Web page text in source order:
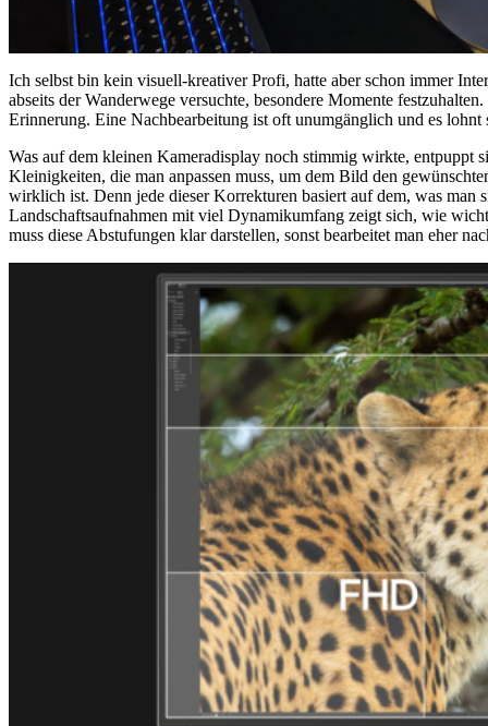
Ich selbst bin kein visuell-kreativer Profi, hatte aber schon immer
abseits der Wanderwege versuchte, besondere Momente
Erinnerung. Eine Nachbearbeitung ist oft unumgänglich und es
Was auf dem kleinen Kameradisplay noch stimmig wirkte, entpuppt
Kleinigkeiten, die man anpassen muss, um dem Bild den
wirklich ist. Denn jede dieser Korrekturen basiert auf dem, was
Landschaftsaufnahmen mit viel Dynamikumfang zeigt sich, wie
muss diese Abstufungen klar darstellen, sonst bearbeitet man eher